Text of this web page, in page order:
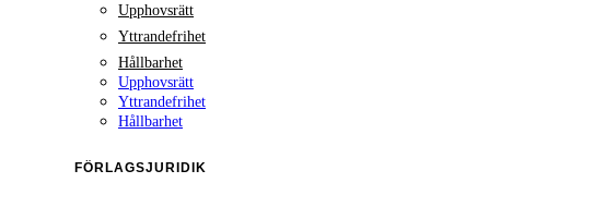
Upphovsrätt
Yttrandefrihet
Hållbarhet
Upphovsrätt
Yttrandefrihet
Hållbarhet
FÖRLAGSJURIDIK